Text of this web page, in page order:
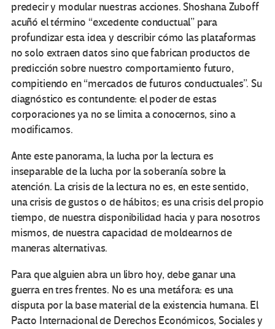
predecir y modular nuestras acciones. Shoshana Zuboff
acuñó el término “excedente conductual” para
profundizar esta idea y describir cómo las plataformas
no solo extraen datos sino que fabrican productos de
predicción sobre nuestro comportamiento futuro,
compitiendo en “mercados de futuros conductuales”. Su
diagnóstico es contundente: el poder de estas
corporaciones ya no se limita a conocernos, sino a
modificarnos.
Ante este panorama, la lucha por la lectura es
inseparable de la lucha por la soberanía sobre la
atención. La crisis de la lectura no es, en este sentido,
una crisis de gustos o de hábitos; es una crisis del propio
tiempo, de nuestra disponibilidad hacia y para nosotros
mismos, de nuestra capacidad de moldearnos de
maneras alternativas.
Para que alguien abra un libro hoy, debe ganar una
guerra en tres frentes. No es una metáfora: es una
disputa por la base material de la existencia humana. El
Pacto Internacional de Derechos Económicos, Sociales y